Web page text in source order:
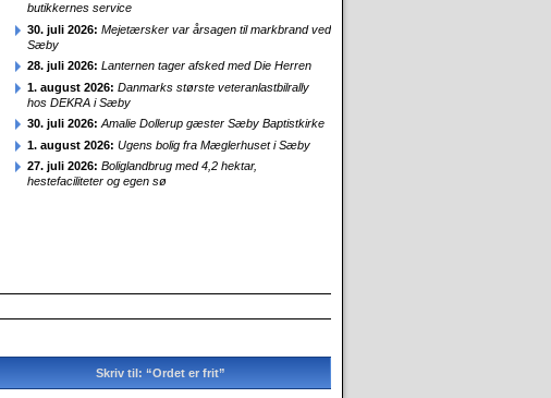
butikkernes service
30. juli 2026: Mejetærsker var årsagen til markbrand ved
Sæby
28. juli 2026: Lanternen tager afsked med Die Herren
1. august 2026: Danmarks største veteranlastbilrally
hos DEKRA i Sæby
30. juli 2026: Amalie Dollerup gæster Sæby Baptistkirke
1. august 2026: Ugens bolig fra Mæglerhuset i Sæby
27. juli 2026: Boliglandbrug med 4,2 hektar,
hestefaciliteter og egen sø
Skriv til: “Ordet er frit”